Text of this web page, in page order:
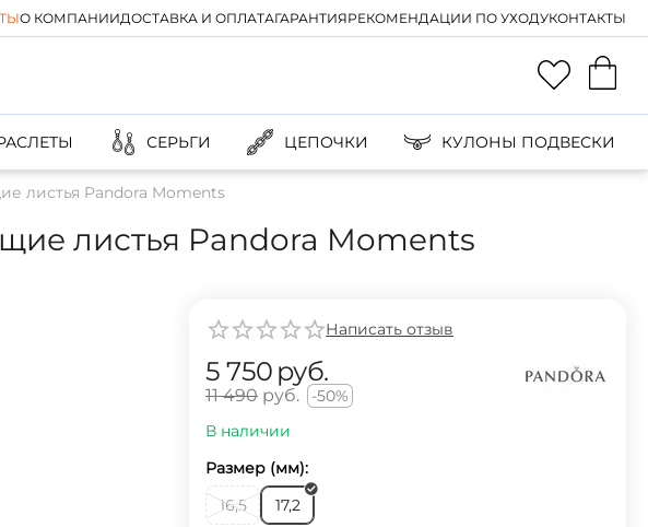
О КОМПАНИИДОСТАВКА И ОПЛАТАГАРАНТИЯРЕКОМЕНДАЦИИ ПО УХОДУКОНТАКТЫ
СЕРЬГИ ЦЕПОЧКИ КУЛОНЫ ПОДВЕСКИ
листья Pandora Moments
листья Pandora Moments
Написать отзыв
5 750 руб.
11 490 руб.
-50%
В наличии
Размер (мм):
16,5
17,2